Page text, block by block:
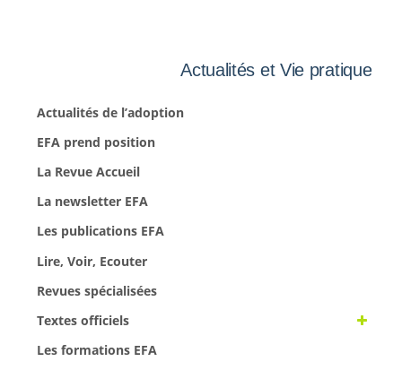
Actualités et Vie pratique
Actualités de l’adoption
EFA prend position
La Revue Accueil
La newsletter EFA
Les publications EFA
Lire, Voir, Ecouter
Revues spécialisées
Textes officiels
Les formations EFA